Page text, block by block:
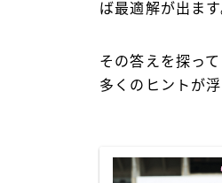
ば最適解が出ま
その答えを探っ
多くのヒントが